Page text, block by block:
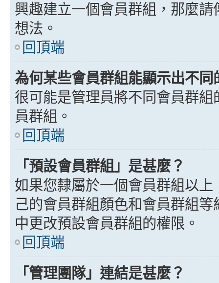
興趣建立一個會員群組，那麼
想法。
回頂端
為何某些會員群組能顯示出不同
很可能是管理員將不同會員群
員群組。
回頂端
「預設會員群組」是甚麼？
如果您隸屬於一個會員群組以
己的會員群組顏色和會員群組
中更改預設會員群組的權限。
回頂端
「管理團隊」連結是甚麼？